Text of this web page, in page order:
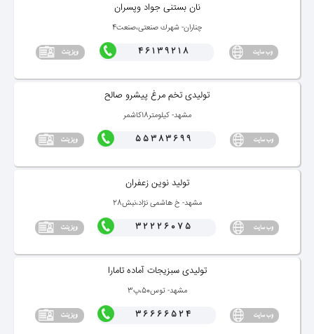
نان بستنی جواد وپسران
چناران- شهرك صنعتی،صنعت4
46139218
تولیدی تخم مرغ پیشرو صالح
مشهد- كیلومتر18كاشمر
55383699
تولید نوین زعفران
مشهد- خ هاشمی نژاد،نبش28
32226075
تولیدی سبزیجات آماده تامارا
مشهد- توس50،پ3
36666524